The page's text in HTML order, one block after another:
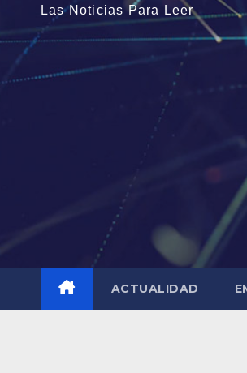
Las Noticias Para Leer
ACTUALIDAD